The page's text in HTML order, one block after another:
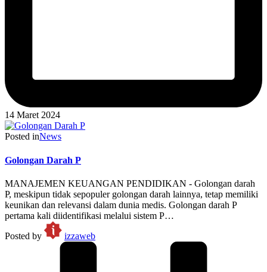
14 Maret 2024
Posted inNews
Golongan Darah P
MANAJEMEN KEUANGAN PENDIDIKAN - Golongan darah
P, meskipun tidak sepopuler golongan darah lainnya, tetap memiliki
keunikan dan relevansi dalam dunia medis. Golongan darah P
pertama kali diidentifikasi melalui sistem P…
Posted by
izzaweb